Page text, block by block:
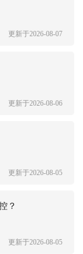
更新于2026-08-07
更新于2026-08-06
更新于2026-08-05
？
更新于2026-08-05